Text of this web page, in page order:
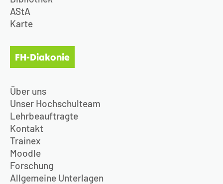
AStA
Karte
FH-Diakonie
Über uns
Unser Hochschulteam
Lehrbeauftragte
Kontakt
Trainex
Moodle
Forschung
Allgemeine Unterlagen